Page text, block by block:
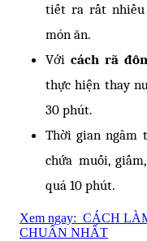
tiết ra rất nhiều
món ăn.
Với cách rã
thực hiện thay
30 phút.
Thời gian ngâm
chứa muối,
quá 10 phút.
Xem ngay: CÁCH
CHUẨN NHẤT